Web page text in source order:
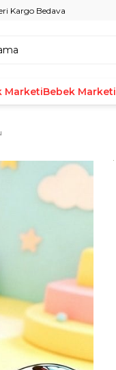
Kargo Bedava
MarketiBebek Marketi